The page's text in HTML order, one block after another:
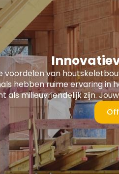
voordelen van
hebben ruime ervaring in
als milieuvriendelijk zijn.